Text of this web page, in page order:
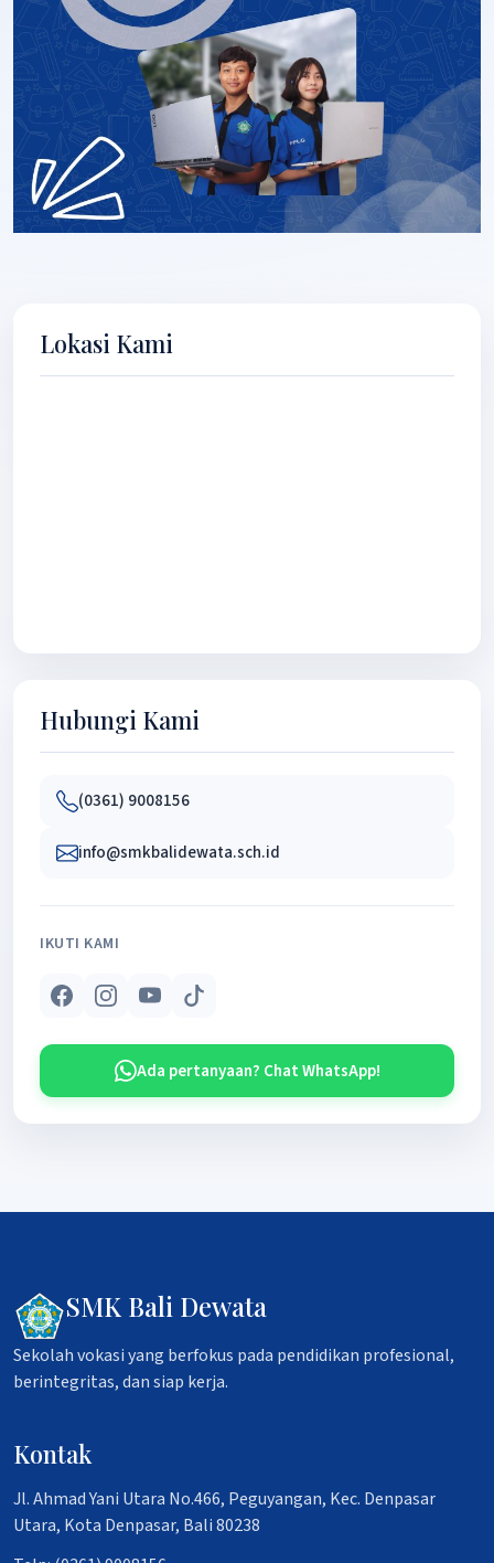
Lokasi Kami
Hubungi Kami
(0361) 9008156
info@smkbalidewata.sch.id
IKUTI KAMI
Ada pertanyaan? Chat WhatsApp!
SMK Bali Dewata
Sekolah vokasi yang berfokus pada pendidikan profesional,
berintegritas, dan siap kerja.
Kontak
Jl. Ahmad Yani Utara No.466, Peguyangan, Kec. Denpasar
Utara, Kota Denpasar, Bali 80238